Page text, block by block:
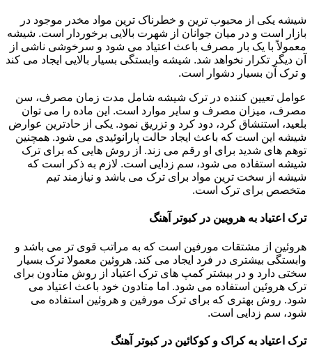
شیشه یکی از محبوب ترین و خطرناک ترین مواد مخدر موجود در
بازار است و در میان جوانان از شهرت بالایی برخوردار است. شیشه
معمولاً با یک بار مصرف باعث اعتیاد می شود و سرخوشی ناشی از
آن دیگر تکرار نخواهد شد. شیشه وابستگی بسیار بالایی ایجاد می کند
و ترک آن بسیار دشوار است.
عوامل تعیین کننده در ترک شیشه شامل مدت زمان مصرف، سن
مصرف، میزان مصرف و سایر موارد است. این ماده را می توان
بلعید، استنشاق کرد، دود کرد و تزریق نمود. یکی از حادترین عوارض
شیشه این است که باعث ایجاد حالت پارانوئیدی می شود. همچنین
توهم های شدید برای او رقم می زند. از روش هایی که برای ترک
شیشه استفاده می شود، سم زدایی است. لازم به ذکر است که
شیشه از سخت ترین مواد برای ترک می باشد و نیازمند تیم
متخصص برای ترک است.
ترک اعتیاد به هرویین در کبوتر آهنگ
هروئین از مشتقات مورفین است که به مراتب قوی تر می باشد و
وابستگی بیشتری در فرد ایجاد می کند. هروئین معمولا ترک بسیار
سختی دارد و در بیشتر کمپ های ترک اعتیاد از روش متادون برای
ترک هروئین استفاده می شود. اما متادون خود باعث اعتیاد می
شود. روش بهتری که برای ترک مورفین و هروئین استفاده می
شود، سم زدایی است.
ترک اعتیاد به کراک و کوکائین در کبوتر آهنگ